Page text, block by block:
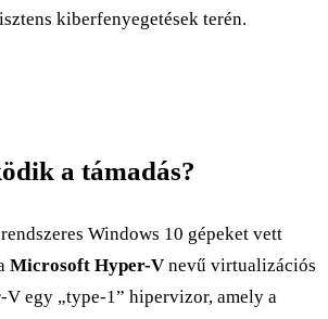
kiberfenyegetések terén.
a támadás?
Windows 10 gépeket vett
Microsoft Hyper-V nevű virtualizációs
egy „type-1” hipervizor, amely a